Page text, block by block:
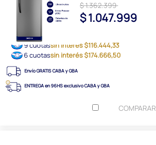
$ 1.362.399
$ 1.047.999
9 cuotassin interés $116.444,33
6 cuotassin interés $174.666,50
Envío GRATIS CABA y GBA
ENTREGA en 96HS exclusivo CABA y GBA
COMPARAR